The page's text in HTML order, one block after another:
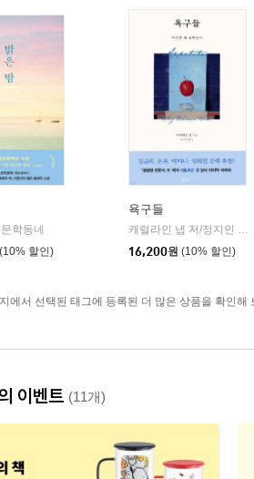
문학동네
(10% 할인)
욕구들
캐럴라인 냅 저/정지인 역
16,200원 (10% 할인)
에서 선택된 태그에 등록된 더 많은 상품을 확인해
이벤트 (11개)